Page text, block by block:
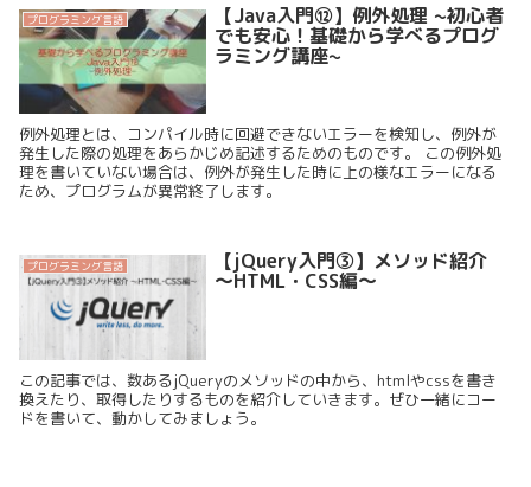
プログラミング言語 【Java入門⑫】例外処理 ~初心者
でも安心！基礎から学べるプログ
ラミング講座~
例外処理とは、コンパイル時に回避できないエラーを検知し、例外が
発生した際の処理をあらかじめ記述するためのものです。 この例外処
理を書いていない場合は、例外が発生した時に上の様なエラーになる
ため、プログラムが異常終了します。
プログラミング言語 【jQuery入門③】メソッド紹介
～HTML・CSS編～
この記事では、数あるjQueryのメソッドの中から、htmlやcssを書き
換えたり、取得したりするものを紹介していきます。ぜひ一緒にコー
ドを書いて、動かしてみましょう。